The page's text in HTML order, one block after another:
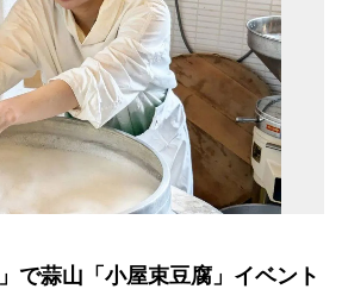
で蒜山「小屋束豆腐」イベント